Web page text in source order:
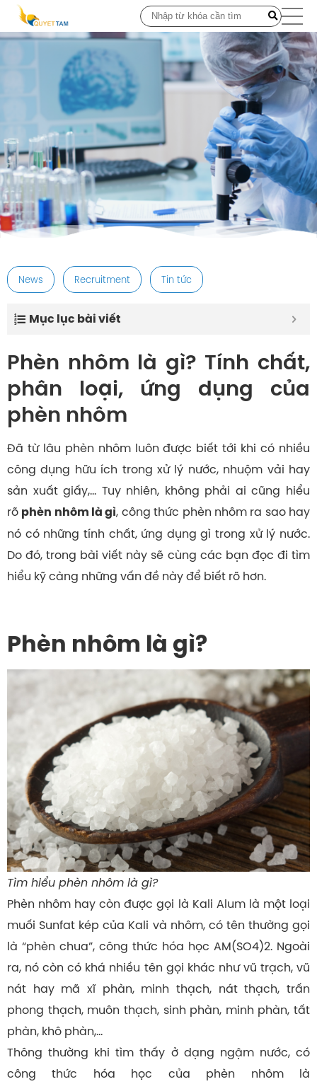
post
News Recruitment Tin tức
Mục lục bài viết
Phèn nhôm là gì? Tính chất,
phân loại, ứng dụng của
phèn nhôm
Đã từ lâu phèn nhôm luôn được biết tới khi có nhiều
công dụng hữu ích trong xử lý nước, nhuộm vải hay
sản xuất giấy,… Tuy nhiên, không phải ai cũng hiểu
rõ phèn nhôm là gì, công thức phèn nhôm ra sao hay
nó có những tính chất, ứng dụng gì trong xử lý nước.
Do đó, trong bài viết này sẽ cùng các bạn đọc đi tìm
hiểu kỹ càng những vấn đề này để biết rõ hơn.
Phèn nhôm là gì?
Tìm hiểu phèn nhôm là gì?
Phèn nhôm hay còn được gọi là Kali Alum là một loại
muối Sunfat kép của Kali và nhôm, có tên thường gọi
là “phèn chua”, công thức hóa học AM(SO4)2. Ngoài
ra, nó còn có khá nhiều tên gọi khác như vũ trạch, vũ
nát hay mã xĩ phàn, minh thạch, nát thạch, trấn
phong thạch, muôn thạch, sinh phàn, minh phàn, tất
phàn, khô phàn,…
Thông thường khi tìm thấy ở dạng ngậm nước, có
công thức hóa học của phèn nhôm là